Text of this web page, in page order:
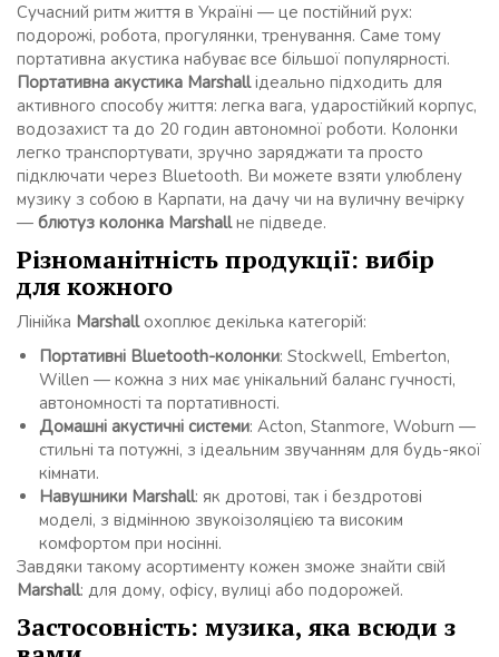
Сучасний ритм життя в Україні — це постійний рух:
подорожі, робота, прогулянки, тренування. Саме тому
портативна акустика набуває все більшої популярності.
Портативна акустика Marshallідеально підходить для
активного способу життя: легка вага, ударостійкий корпус,
водозахист та до 20 годин автономної роботи. Колонки
легко транспортувати, зручно заряджати та просто
підключати через Bluetooth. Ви можете взяти улюблену
музику з собою в Карпати, на дачу чи на вуличну вечірку
— блютуз колонка Marshallне підведе.
Різноманітність продукції: вибір
для кожного
Лінійка Marshallохоплює декілька категорій:
Портативні Bluetooth-колонки: Stockwell, Emberton,
Willen — кожна з них має унікальний баланс гучності,
автономності та портативності.
Домашні акустичні системи: Acton, Stanmore, Woburn —
стильні та потужні, з ідеальним звучанням для будь-якої
кімнати.
Навушники Marshall: як дротові, так і бездротові
моделі, з відмінною звукоізоляцією та високим
комфортом при носінні.
Завдяки такому асортименту кожен зможе знайти свій
Marshall: для дому, офісу, вулиці або подорожей.
Застосовність: музика, яка всюди з